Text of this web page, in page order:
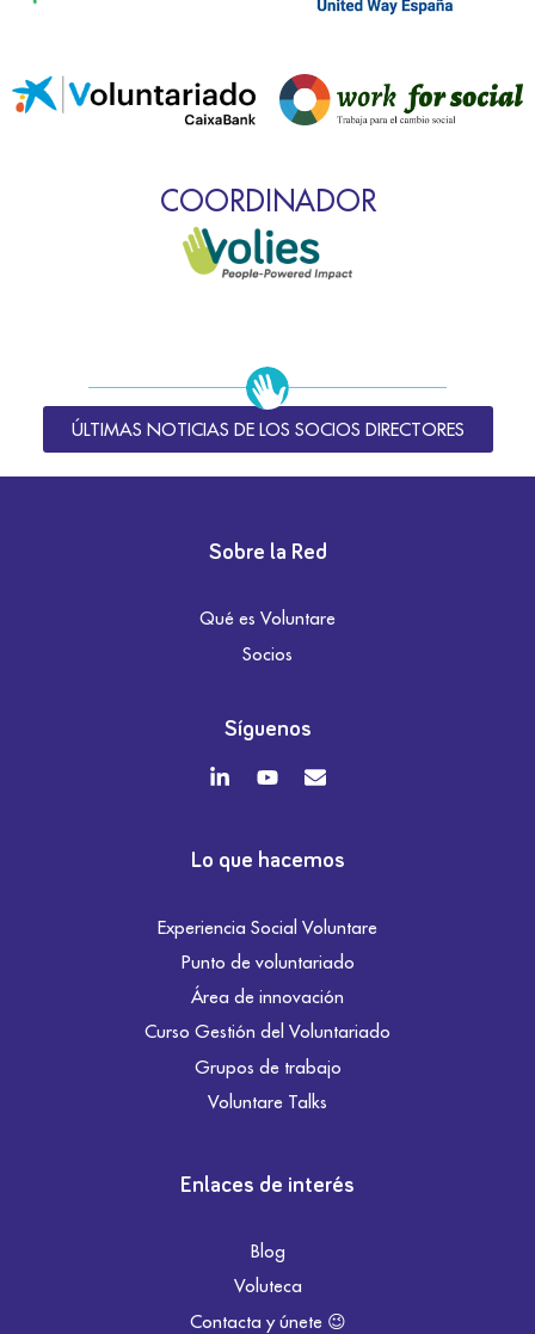
COORDINADOR
ÚLTIMAS NOTICIAS DE LOS SOCIOS DIRECTORES
Sobre la Red
Qué es Voluntare
Socios
Síguenos
Lo que hacemos
Experiencia Social Voluntare
Punto de voluntariado
Área de innovación
Curso Gestión del Voluntariado
Grupos de trabajo
Voluntare Talks
Enlaces de interés
Blog
Voluteca
Contacta y únete 😉